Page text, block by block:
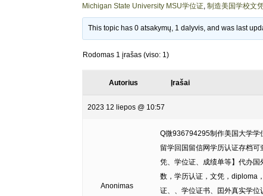
Michigan State University MSU学位证, 制造美国学校文
This topic has 0 atsakymų, 1 dalyvis, and was last
Rodomas 1 įrašas (viso: 1)
Autorius Įrašai
2023 12 liepos @ 10:57
Anonimas
Q微936794295制作美国大学学
留学回国留信网学历认证存档
凭、学位证、成绩单等】代办
数，学历认证，文凭，diploma
证、、学位证书、囯外真实学